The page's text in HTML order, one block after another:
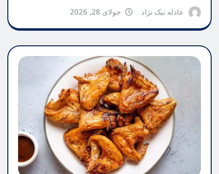
عادله نیک نژاد جولای 28, 2026